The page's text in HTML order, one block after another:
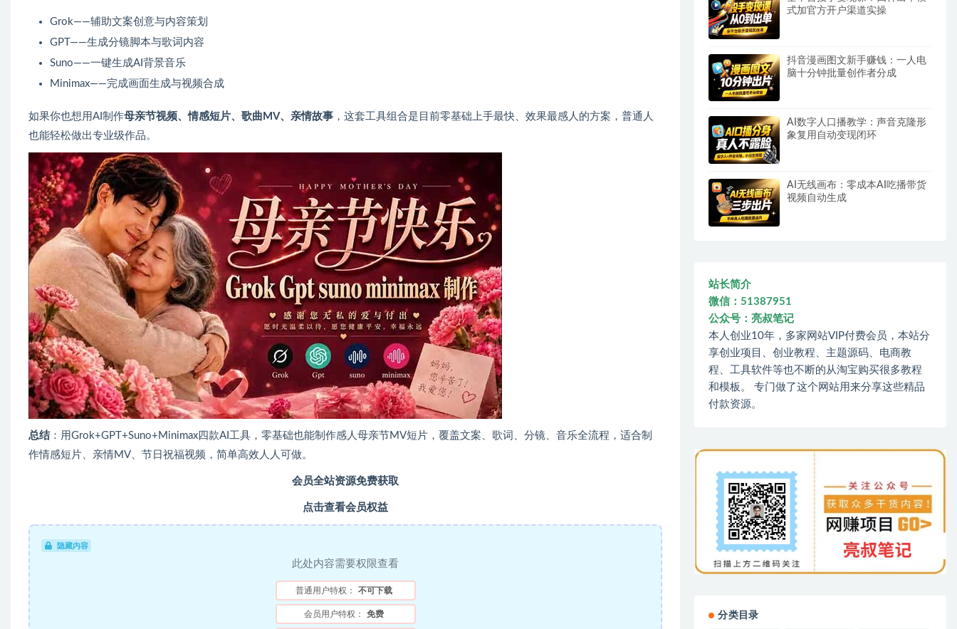
Grok——辅助文案创意与内容策划
GPT——生成分镜脚本与歌词内容
Suno——一键生成AI背景音乐
Minimax——完成画面生成与视频合成
如果你也想用AI制作母亲节视频、情感短片、歌曲MV、亲情故事 ，这套工具组合是目前零基础上手最快、效果最感人的方案，普通人
也能轻松做出专业级作品。
总结：用Grok+GPT+Suno+Minimax四款AI工具，零基础也能制作感人母亲节MV短片，覆盖文案、歌词、分镜、音乐全流程，适合制
作情感短片、亲情MV、节日祝福视频，简单高效人人可做。
会员全站资源免费获取
点击查看会员权益
隐藏内容
此处内容需要权限查看
普通用户特权： 不可下载
会员用户特权： 免费
式加官方开户渠道实操
抖音漫画图文新手赚钱：一人电
脑十分钟批量创作者分成
AI数字人口播教学：声音克隆形
象复用自动变现闭环
AI无线画布：零成本AI吃播带货
视频自动生成
站长简介
微信：51387951
公众号：亮叔笔记
本人创业10年，多家网站VIP付费会员，本站分
享创业项目、创业教程、主题源码、电商教
程、工具软件等也不断的从淘宝购买很多教程
和模板。 专门做了这个网站用来分享这些精品
付款资源。
分类目录